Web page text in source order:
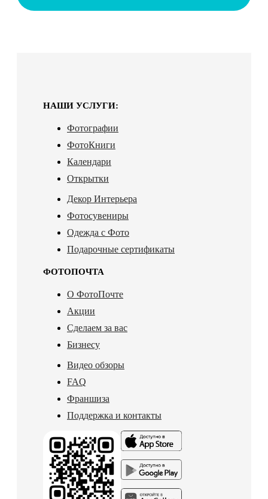
НАШИ УСЛУГИ:
Фотографии
ФотоКниги
Календари
Открытки
Декор Интерьера
Фотосувениры
Одежда с Фото
Подарочные сертификаты
ФОТОПОЧТА
О ФотоПочте
Акции
Сделаем за вас
Бизнесу
Видео обзоры
FAQ
Франшиза
Поддержка и контакты